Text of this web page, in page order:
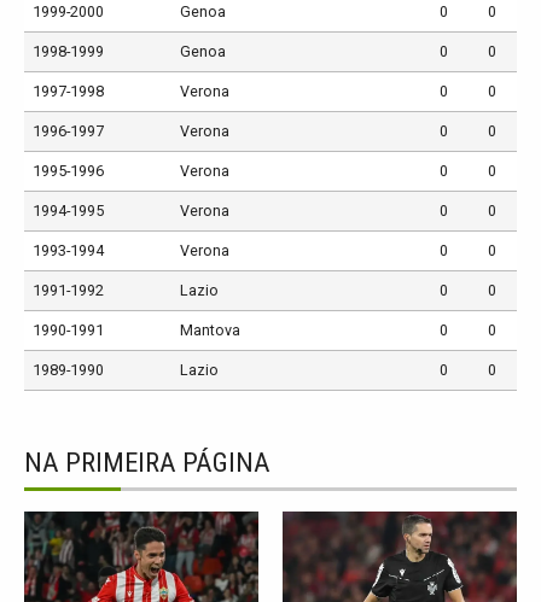
1999-2000 Genoa 0 0
1998-1999 Genoa 0 0
1997-1998 Verona 0 0
1996-1997 Verona 0 0
1995-1996 Verona 0 0
1994-1995 Verona 0 0
1993-1994 Verona 0 0
1991-1992 Lazio 0 0
1990-1991 Mantova 0 0
1989-1990 Lazio 0 0
NA PRIMEIRA PÁGINA